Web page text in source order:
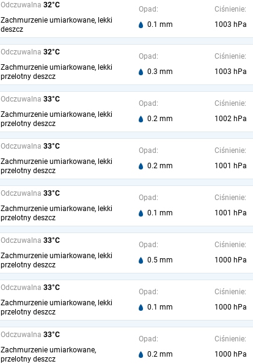
Odczuwalna 32°C
Zachmurzenie umiarkowane, lekki
deszcz
Opad:
0.1 mm
Ciśnienie:
1003 hPa
Odczuwalna 32°C
Zachmurzenie umiarkowane, lekki
przelotny deszcz
Opad:
0.3 mm
Ciśnienie:
1003 hPa
Odczuwalna 33°C
Zachmurzenie umiarkowane, lekki
przelotny deszcz
Opad:
0.2 mm
Ciśnienie:
1002 hPa
Odczuwalna 33°C
Zachmurzenie umiarkowane, lekki
przelotny deszcz
Opad:
0.2 mm
Ciśnienie:
1001 hPa
Odczuwalna 33°C
Zachmurzenie umiarkowane, lekki
przelotny deszcz
Opad:
0.1 mm
Ciśnienie:
1001 hPa
Odczuwalna 33°C
Zachmurzenie umiarkowane, lekki
przelotny deszcz
Opad:
0.5 mm
Ciśnienie:
1000 hPa
Odczuwalna 33°C
Zachmurzenie umiarkowane, lekki
przelotny deszcz
Opad:
0.1 mm
Ciśnienie:
1000 hPa
Odczuwalna 33°C
Zachmurzenie umiarkowane,
przelotny deszcz
Opad:
0.2 mm
Ciśnienie:
1000 hPa